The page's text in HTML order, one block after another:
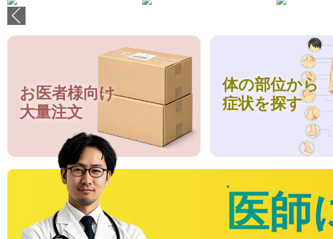
お医者様向け
大量注文
体の部位から
症状を探す
医師